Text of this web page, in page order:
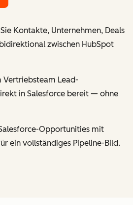
Kontakte, Unternehmen, Deals
zwischen HubSpot
Vertriebsteam Lead-
in Salesforce bereit — ohne
Opportunities mit
ein vollständiges Pipeline-Bild.